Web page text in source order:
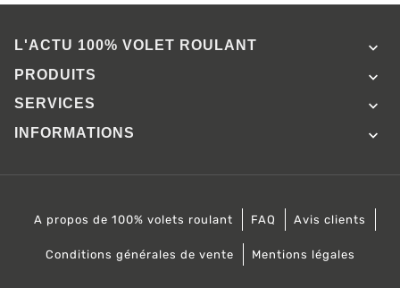
L'ACTU 100%VOLET ROULANT 
PRODUITS 
SERVICES 
INFORMATIONS 
A propos de 100% volets roulant FAQ Avis clients
Conditions générales de vente Mentions légales